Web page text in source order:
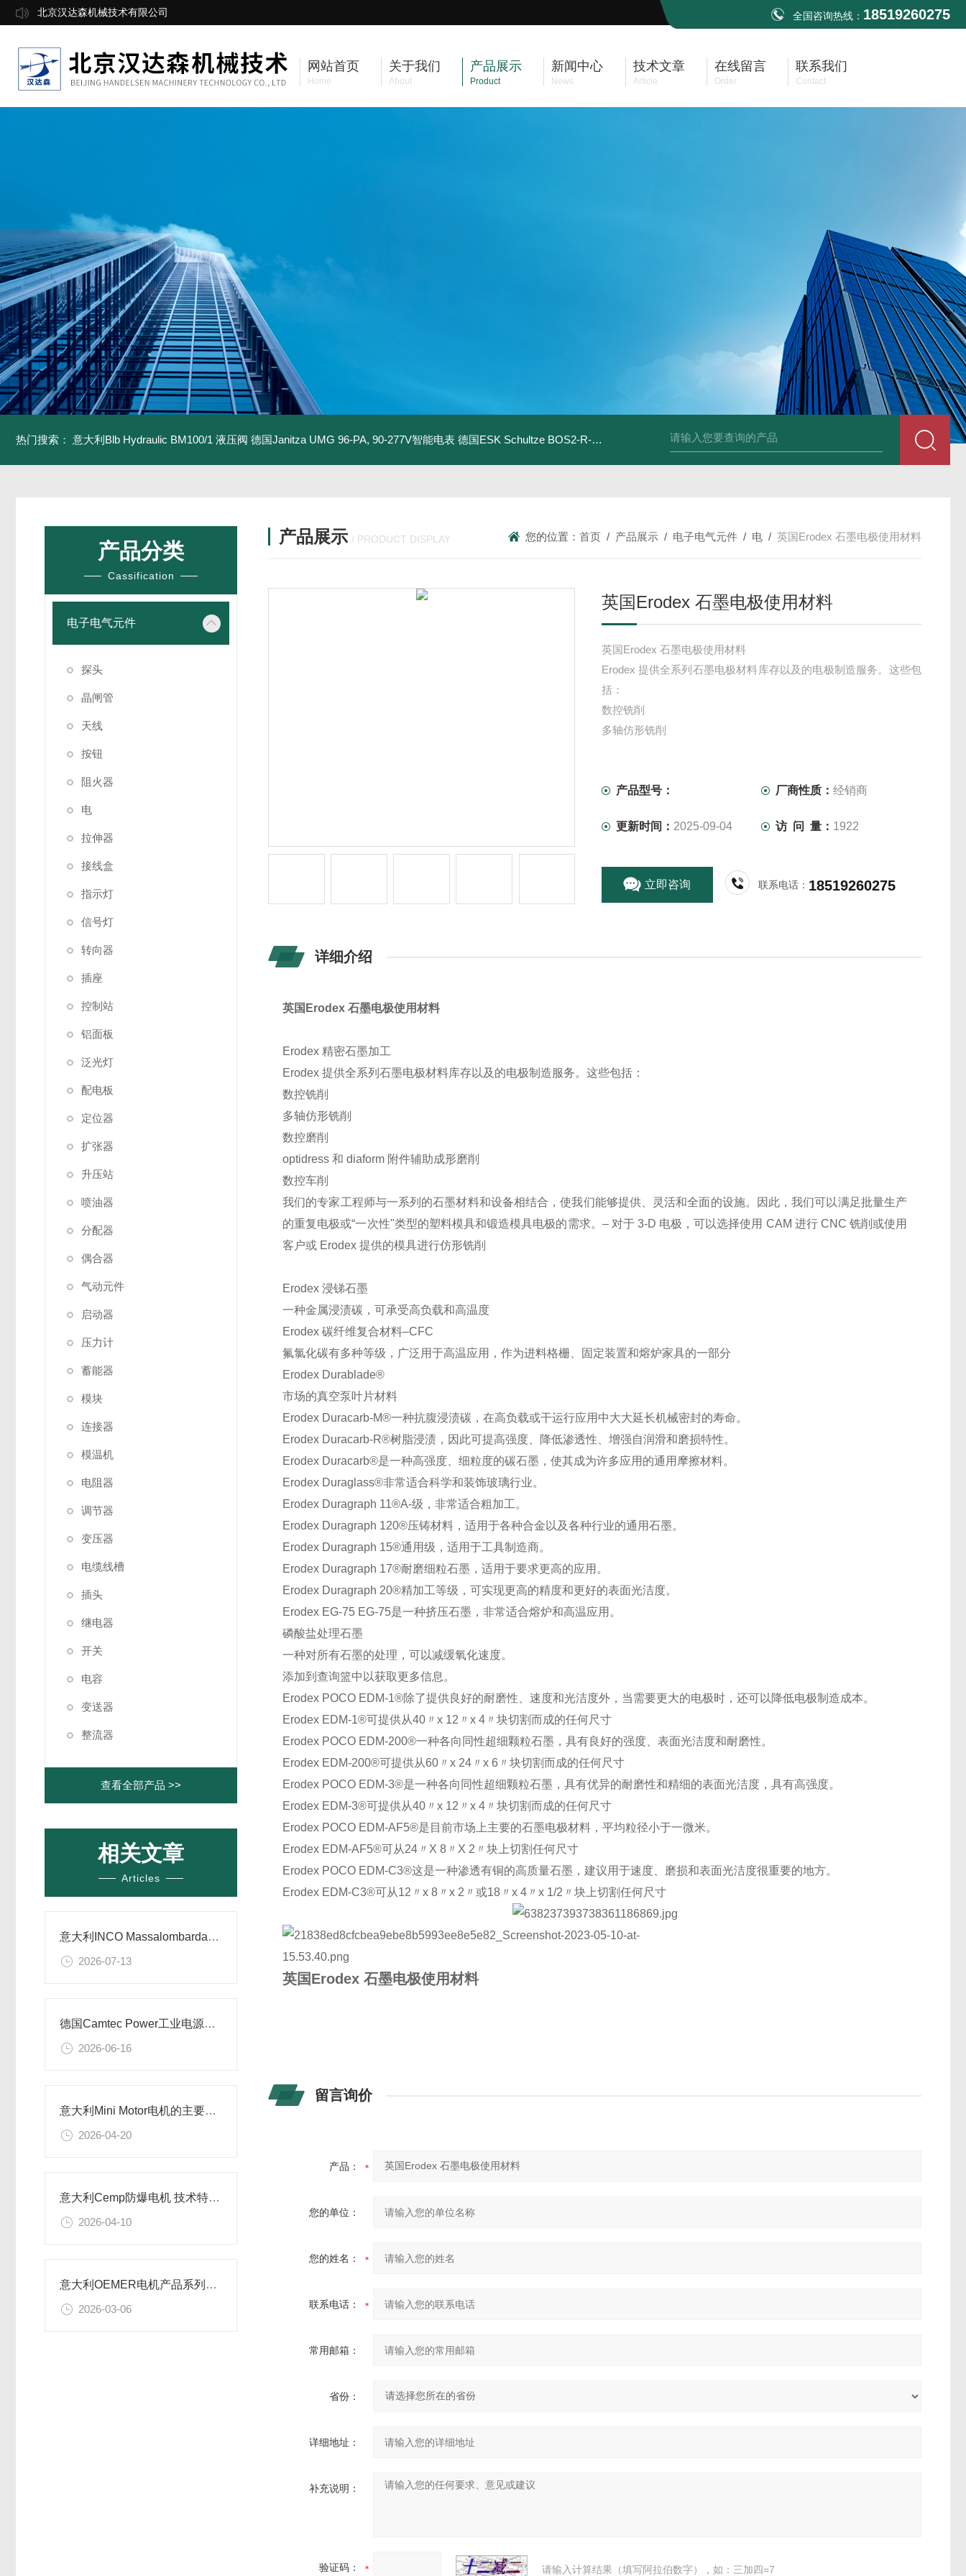
北京汉达森机械技术有限公司 全国咨询热线： 18519260275
网站首页
Home
关于我们
About
产品展示
Product
新闻中心
News
技术文章
Article
在线留言
Order
联系我们
Contact
热门搜索： 意大利Blb Hydraulic BM100/1 液压阀 德国Janitza UMG 96-PA, 90-277V智能电表 德国ESK Schultze BOS2-R-80F 型油分离器 德国Baumüller b maXX 6500伺服电机 德国Bauüller b maXX
产品分类
Cassification
电子电气元件
探头
晶闸管
天线
按钮
阻火器
电
拉伸器
接线盒
指示灯
信号灯
转向器
插座
控制站
铝面板
泛光灯
配电板
定位器
扩张器
升压站
喷油器
分配器
偶合器
气动元件
启动器
压力计
蓄能器
模块
连接器
模温机
电阻器
调节器
变压器
电缆线槽
插头
继电器
开关
电容
变送器
整流器
查看全部产品 >>
相关文章
Articles
意大利INCO Massalombarda电容技术特点及行业应用解析
2026-07-13
德国Camtec Power工业电源技术优势及应用场景
2026-06-16
意大利Mini Motor电机的主要特征及应用场景
2026-04-20
意大利Cemp防爆电机 技术特点及应用场景
2026-04-10
意大利OEMER电机产品系列及应用场景解析
2026-03-06
产品展示 / PRODUCT DISPLAY 您的位置： 首页 / 产品展示 / 电子电气元件 / 电 / 英国Erodex 石墨电极使用材料
英国Erodex 石墨电极使用材料
英国Erodex 石墨电极使用材料
Erodex 提供全系列石墨电极材料库存以及的电极制造服务。这些包
括：
数控铣削
多轴仿形铣削
数控车削
提供、灵活和全面的设施。因此，我们可以满足批量生产的重复电
产品型号： 厂商性质：经销商
更新时间： 2025-09-04 访 问 量： 1922
立即咨询 联系电话： 18519260275
详细介绍
英国Erodex 石墨电极使用材料
Erodex精密石墨加工
Erodex 提供全系列石墨电极材料库存以及的电极制造服务。这些包括：
数控铣削
多轴仿形铣削
数控磨削
optidress 和 diaform 附件辅助成形磨削
数控车削
我们的专家工程师与一系列的石墨材料和设备相结合，使我们能够提供、灵活和全面的设施。因此，我们可以满足批量生产
的重复电极或“一次性"类型的塑料模具和锻造模具电极的需求。– 对于 3-D 电极，可以选择使用 CAM 进行 CNC 铣削或使用
客户或 Erodex 提供的模具进行仿形铣削
Erodex浸锑石墨
一种金属浸渍碳，可承受高负载和高温度
Erodex碳纤维复合材料–CFC
氟氯化碳有多种等级，广泛用于高温应用，作为进料格栅、固定装置和熔炉家具的一部分
Erodex Durablade®
市场的真空泵叶片材料
Erodex Duracarb-M®一种抗腹浸渍碳，在高负载或干运行应用中大大延长机械密封的寿命。
Erodex Duracarb-R®树脂浸渍，因此可提高强度、降低渗透性、增强自润滑和磨损特性。
Erodex Duracarb®是一种高强度、细粒度的碳石墨，使其成为许多应用的通用摩擦材料。
Erodex Duraglass®非常适合科学和装饰玻璃行业。
Erodex Duragraph 11®A-级 ，非常适合粗加工。
Erodex Duragraph 120®压铸材料，适用于各种合金以及各种行业的通用石墨。
Erodex Duragraph 15®通用级，适用于工具制造商。
Erodex Duragraph 17®耐磨细粒石墨，适用于要求更高的应用。
Erodex Duragraph 20®精加工等级，可实现更高的精度和更好的表面光洁度。
Erodex EG-75 EG-75是一种挤压石墨，非常适合熔炉和高温应用。
磷酸盐处理石墨
一种对所有石墨的处理，可以减缓氧化速度。
添加到查询篮中以获取更多信息。
Erodex POCO EDM-1®除了提供良好的耐磨性、速度和光洁度外，当需要更大的电极时，还可以降低电极制造成本。
Erodex EDM-1®可提供从40〃x 12〃x 4〃块切割而成的任何尺寸
Erodex POCO EDM-200®一种各向同性超细颗粒石墨，具有良好的强度、表面光洁度和耐磨性。
Erodex EDM-200®可提供从60〃x 24〃x 6〃块切割而成的任何尺寸
Erodex POCO EDM-3®是一种各向同性超细颗粒石墨，具有优异的耐磨性和精细的表面光洁度，具有高强度。
Erodex EDM-3®可提供从40〃x 12〃x 4〃块切割而成的任何尺寸
Erodex POCO EDM-AF5®是目前市场上主要的石墨电极材料，平均粒径小于一微米。
Erodex EDM-AF5®可从24〃X 8〃X 2〃块上切割任何尺寸
Erodex POCO EDM-C3®这是一种渗透有铜的高质量石墨，建议用于速度、磨损和表面光洁度很重要的地方。
Erodex EDM-C3®可从12〃x 8〃x 2〃或18〃x 4〃x 1/2〃块上切割任何尺寸
英国Erodex 石墨电极使用材料
留言询价
产品：
您的单位：
您的姓名：
联系电话：
常用邮箱：
省份：
详细地址：
补充说明：
验证码： 请输入计算结果（填写阿拉伯数字），如：三加四=7